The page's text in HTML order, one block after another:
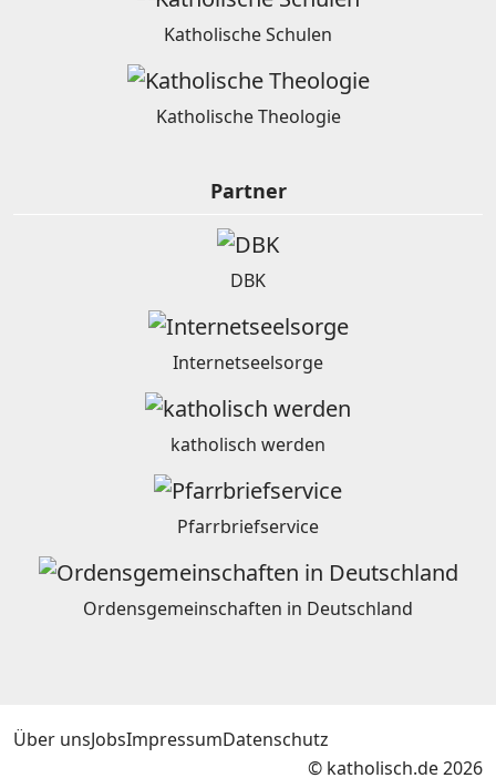
Katholische Schulen
Katholische Theologie
Partner
DBK
Internetseelsorge
katholisch werden
Pfarrbriefservice
Ordensgemeinschaften in Deutschland
Über unsJobsImpressumDatenschutz
© katholisch.de 2026